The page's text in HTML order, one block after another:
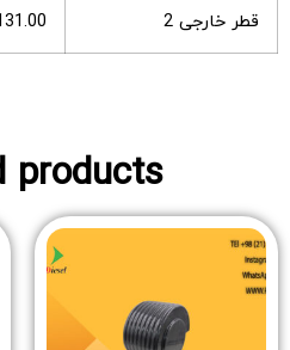
قطر خارجی 2 131.00 میلی
products